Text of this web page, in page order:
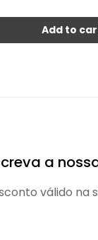
Add to
a
válido na